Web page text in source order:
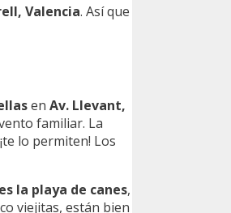
Valencia. Así que
en Av. Llevant,
familiar. La
lo permiten! Los
la playa de canes,
viejitas, están bien